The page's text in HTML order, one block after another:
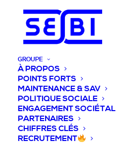
GROUPE
À PROPOS
POINTS FORTS
MAINTENANCE & SAV
POLITIQUE SOCIALE
ENGAGEMENT SOCIÉTAL
PARTENAIRES
CHIFFRES CLÉS
RECRUTEMENT